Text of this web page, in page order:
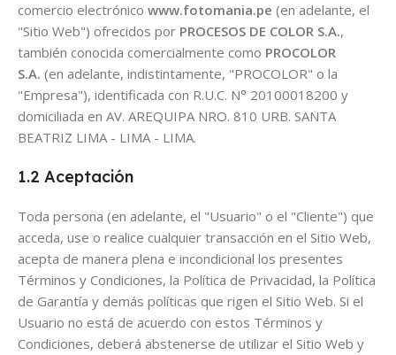
comercio electrónico www.fotomania.pe (en adelante, el
"Sitio Web") ofrecidos por PROCESOS DE COLOR S.A.,
también conocida comercialmente como PROCOLOR
S.A. (en adelante, indistintamente, "PROCOLOR" o la
"Empresa"), identificada con R.U.C. N° 20100018200 y
domiciliada en AV. AREQUIPA NRO. 810 URB. SANTA
BEATRIZ LIMA - LIMA - LIMA.
1.2 Aceptación
Toda persona (en adelante, el "Usuario" o el "Cliente") que
acceda, use o realice cualquier transacción en el Sitio Web,
acepta de manera plena e incondicional los presentes
Términos y Condiciones, la Política de Privacidad, la Política
de Garantía y demás políticas que rigen el Sitio Web. Si el
Usuario no está de acuerdo con estos Términos y
Condiciones, deberá abstenerse de utilizar el Sitio Web y